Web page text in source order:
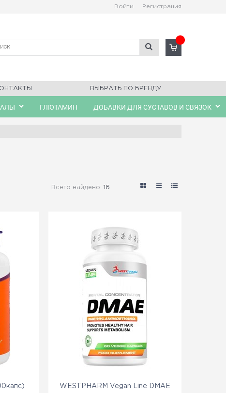
Войти Регистрация
ВЫБРАТЬ ПО БРЕНДУ
ГЛЮТАМИН ДОБАВКИ ДЛЯ СУСТАВОВ И СВЯЗОК
Всего найдено: 16
WESTPHARM Vegan Line DMAE